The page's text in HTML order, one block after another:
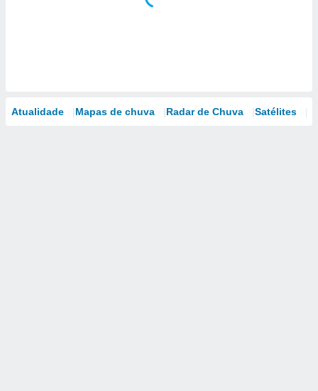
Atualidade Mapas de chuva Radar de Chuva Satélites